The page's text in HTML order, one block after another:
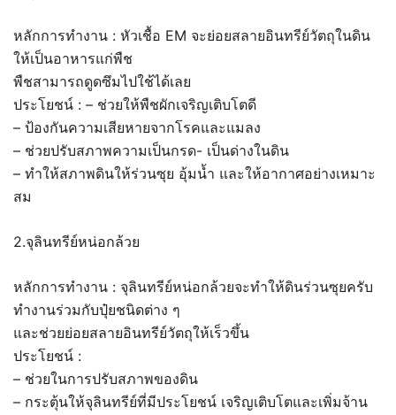
หลักการทำงาน : หัวเชื้อ EM จะย่อยสลายอินทรีย์วัตถุในดิน
ให้เป็นอาหารแก่พืช
พืชสามารถดูดซึมไปใช้ได้เลย
ประโยชน์ : – ช่วยให้พืชผักเจริญเติบโตดี
– ป้องกันความเสียหายจากโรคและแมลง
– ช่วยปรับสภาพความเป็นกรด- เป็นด่างในดิน
– ทำให้สภาพดินให้ร่วนซุย อุ้มน้ำ และให้อากาศอย่างเหมาะ
สม
2.จุลินทรีย์หน่อกล้วย
หลักการทำงาน : จุลินทรีย์หน่อกล้วยจะทำให้ดินร่วนซุยครับ
ทำงานร่วมกับปุ๋ยชนิดต่าง ๆ
และช่วยย่อยสลายอินทรีย์วัตถุให้เร็วขึ้น
ประโยชน์ :
– ช่วยในการปรับสภาพของดิน
– กระตุ้นให้จุลินทรีย์ที่มีประโยชน์ เจริญเติบโตและเพิ่มจ้าน